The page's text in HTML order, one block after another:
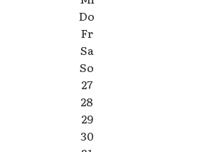
Do
Fr
Sa
So
27
28
29
30